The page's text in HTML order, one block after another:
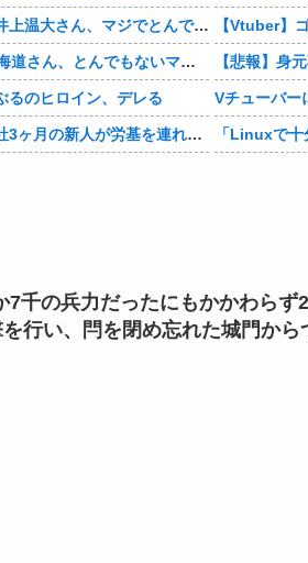
【衝撃】巨人・井上温大さん、マジでとんでもない事態にwww
【画像】NHK北海道さん、とんでもないマシュマロ女子をキャスターに起用してしまうwwwwwwww
るのヒロイン、デレる
【マジかよ】入社3ヶ月の新人が労基を連れて来て「90連勤させられました」「労働基準法違反です」→俺「彼は30連休中ですが?」
【Vtuber】
Vチューバー
千の兵力だったにもかかわらず
行い、閂を閉め忘れた城門か